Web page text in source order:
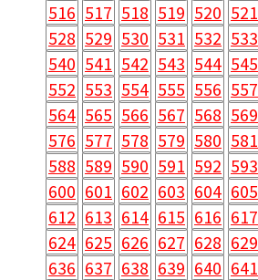
516 517 518 519 520 521
528 529 530 531 532 533
540 541 542 543 544 545
552 553 554 555 556 557
564 565 566 567 568 569
576 577 578 579 580 581
588 589 590 591 592 593
600 601 602 603 604 605
612 613 614 615 616 617
624 625 626 627 628 629
636 637 638 639 640 641